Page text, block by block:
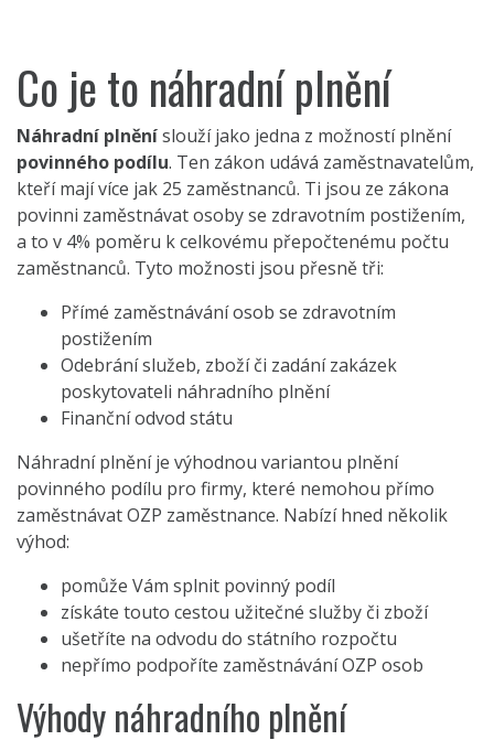
Co je to náhradní plnění
Náhradní plněníslouží jako jedna z možností plnění
povinného podílu. Ten zákon udává zaměstnavatelům,
kteří mají více jak 25 zaměstnanců. Ti jsou ze zákona
povinni zaměstnávat osoby se zdravotním postižením,
a to v 4% poměru k celkovému přepočtenému počtu
zaměstnanců. Tyto možnosti jsou přesně tři:
Přímé zaměstnávání osob se zdravotním
postižením
Odebrání služeb, zboží či zadání zakázek
poskytovateli náhradního plnění
Finanční odvod státu
Náhradní plnění je výhodnou variantou plnění
povinného podílu pro firmy, které nemohou přímo
zaměstnávat OZP zaměstnance. Nabízí hned několik
výhod:
pomůže Vám splnit povinný podíl
získáte touto cestou užitečné služby či zboží
ušetříte na odvodu do státního rozpočtu
nepřímo podpoříte zaměstnávání OZP osob
Výhody náhradního plnění